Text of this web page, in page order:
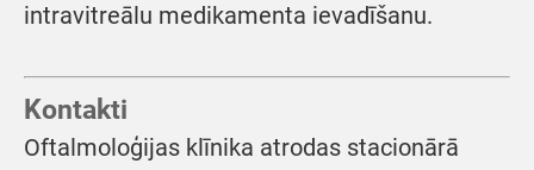
intravitreālu medikamenta ievadīšanu.
Kontakti
Oftalmoloģijas klīnika atrodas stacionārā